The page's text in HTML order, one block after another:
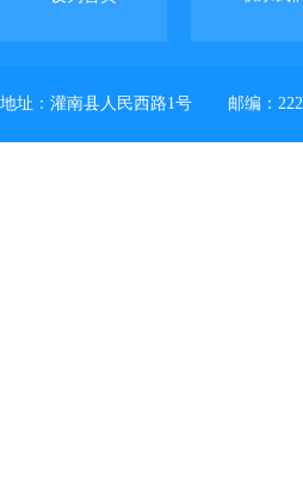
地址：灌南县人民西路1号 邮编：